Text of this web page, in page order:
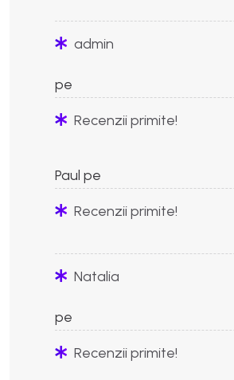
admin
pe
Recenzii primite!
Paul pe
Recenzii primite!
Natalia
pe
Recenzii primite!